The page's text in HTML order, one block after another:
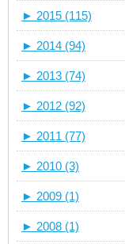
► 2015 (115)
► 2014 (94)
► 2013 (74)
► 2012 (92)
► 2011 (77)
► 2010 (3)
► 2009 (1)
► 2008 (1)